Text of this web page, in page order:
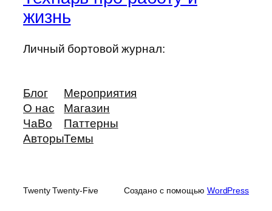
жизнь
Личный бортовой журнал:
Блог
О нас
ЧаВо
Авторы
Мероприятия
Магазин
Паттерны
Темы
Twenty Twenty-Five Создано с помощью WordPress